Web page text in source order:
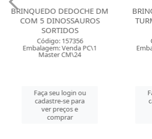
BRINQUEDO DEDOCHE DM
COM 5 DINOSSAUROS
SORTIDOS
Código: 157356
Embalagem: Venda PC\1
Master CM\24
Faça seu login ou
cadastre-se para
ver preços e
comprar